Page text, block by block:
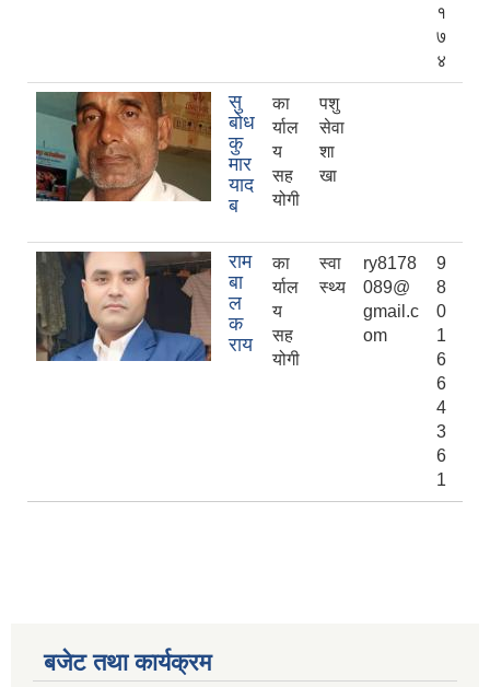
१
७
४
सु
बोध
कु
मार
याद
ब
का
र्याल
य
सह
योगी
पशु
सेवा
शा
खा
राम
बा
ल
क
राय
का
र्याल
य
सह
योगी
स्वा
स्थ्य
ry8178
089@
gmail.c
om
9
8
0
1
6
6
4
3
6
1
बजेट तथा कार्यक्रम